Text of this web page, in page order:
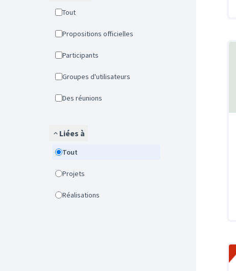
Tout
Propositions officielles
Participants
Groupes d'utilisateurs
Des réunions
Liées à
Tout
Projets
Réalisations